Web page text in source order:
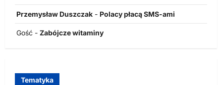
Przemysław Duszczak - Polacy płacą SMS-ami
Gość - Zabójcze witaminy
Tematyka